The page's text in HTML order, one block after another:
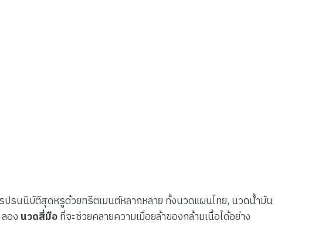
รนนิบัติสุดหรูด้วยทรีตเมนต์หลากหลาย ทั้งนวดแผนไทย, นวดน้ำมัน
อง นวดสี่มือที่จะช่วยคลายความเมื่อยล้าของกล้ามเนื้อได้อย่าง